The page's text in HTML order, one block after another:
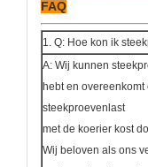
FAQ
1. Q: Hoe kon ik
A: Wij kunnen
hebt en
steekproevenlast
met de koerier kost
Wij beloven als ons